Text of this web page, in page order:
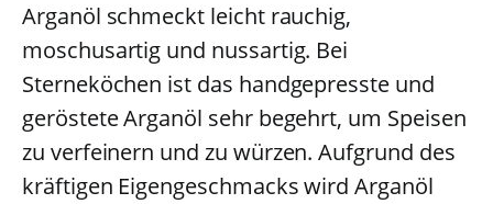
Arganöl schmeckt leicht rauchig,
moschusartig und nussartig. Bei
Sterneköchen ist das handgepresste und
geröstete Arganöl sehr begehrt, um Speisen
zu verfeinern und zu würzen. Aufgrund des
kräftigen Eigengeschmacks wird Arganöl